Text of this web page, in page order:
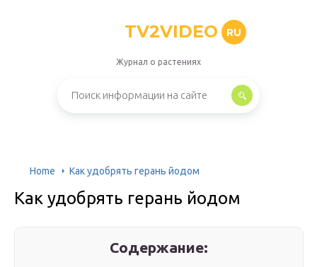
TV2VIDEO RU
Журнал о растениях
Home Как удобрять герань йодом
Как удобрять герань йодом
Содержание: